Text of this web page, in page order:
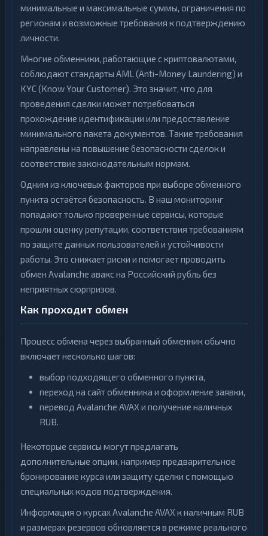
минимальные и максимальные суммы, ограничения по
регионам и возможные требования к подтверждению
личности.
Многие обменники, работающие с криптовалютами,
соблюдают стандарты AML (Anti-Money Laundering) и
KYC (Know Your Customer). Это значит, что для
проведения сделки может потребоваться
прохождение идентификации или предоставление
минимального пакета документов. Такие требования
направлены на повышение безопасности сделок и
соответствие законодательным нормам.
Одним из ключевых факторов при выборе обменного
пункта остаётся безопасность. В наш мониторинг
попадают только проверенные сервисы, которые
прошли оценку репутации, соответствия требованиям
по защите данных пользователей и устойчивости
работы. Это снижает риски и помогает проводить
обмен Avalanche авакс на Российский рубль без
неприятных сюрпризов.
Как проходит обмен
Процесс обмена через выбранный обменник обычно
включает несколько шагов:
выбор подходящего обменного пункта,
переход на сайт обменника и оформление заявки,
перевод Avalanche AVAX и получение наличных
RUB.
Некоторые сервисы могут предлагать
дополнительные опции, например предварительное
бронирование курса или защиту сделки с помощью
специальных кодов подтверждения.
Информация о курсах Avalanche AVAX к наличным RUB
и размерах резервов обновляется в режиме реального